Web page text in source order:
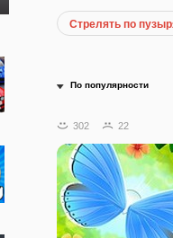
Стрелять по
По популярности
302 22